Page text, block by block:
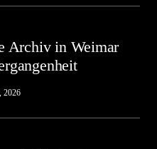
Archiv in Weimar
2026